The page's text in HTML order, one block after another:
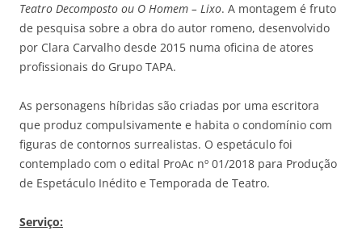
Teatro Decomposto ou O Homem – Lixo. A montagem é fruto
de pesquisa sobre a obra do autor romeno, desenvolvido
por Clara Carvalho desde 2015 numa oficina de atores
profissionais do Grupo TAPA.
As personagens híbridas são criadas por uma escritora
que produz compulsivamente e habita o condomínio com
figuras de contornos surrealistas. O espetáculo foi
contemplado com o edital ProAc nº 01/2018 para Produção
de Espetáculo Inédito e Temporada de Teatro.
Serviço: